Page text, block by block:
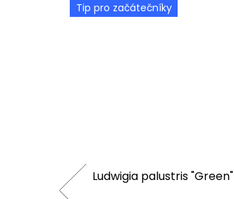
Tip pro začátečníky
Ludwigia palustris "Green"